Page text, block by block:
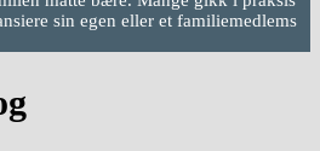
sin egen eller et familiemedlems